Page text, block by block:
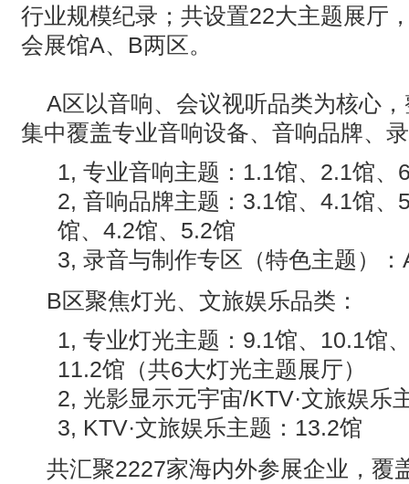
行业规模纪录；共设置22大主题展厅
会展馆A、 B两区。
A区以音响、会议视听品类为核心
集中覆盖专业音响设备、音响品牌、
1, 专业音响主题： 1.1馆、 2.1馆、
2, 音响品牌主题： 3.1馆、 4.1馆、
馆、 4.2馆、 5.2馆
3, 录音与制作专区（特色主题）：
B区聚焦灯光、文旅娱乐品类：
1, 专业灯光主题： 9.1馆、 10.1馆
11.2馆（共6大灯光主题展厅）
2, 光影显示元宇宙/KTV·文旅娱乐
3, KTV·文旅娱乐主题： 13.2馆
共汇聚‌2227家海内外参展企业‌，覆